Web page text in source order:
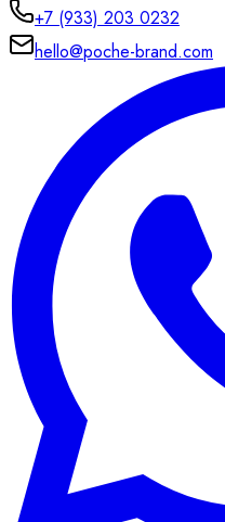
+7 (933) 203 0232
hello@poche-brand.com